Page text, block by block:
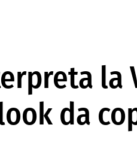
la
da